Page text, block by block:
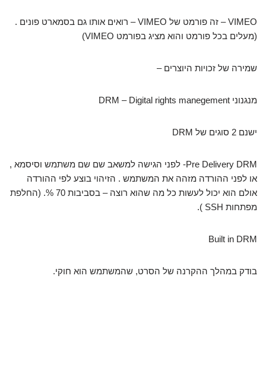
VIMEO – זה פורמט של VIMEO – רואים אותו גם בסמארט פונים .
(מעלים בכל פורמט והוא מציג בפורמט VIMEO)
שמירה של זכויות היוצרים –
מנגנוני DRM – Digital rights manegement
ישנם 2 סוגים של DRM
Pre Delivery DRM- לפני הגישה למשאב שם שם משתמש וסיסמא ,
או לפני ההורדה מזהה את המשתמש . הזיהוי בוצע לפי ההורדה
אולם הוא יכול לעשות כל מה שהוא רוצה – בסביבות 70 %. (החלפת
מפתחות SSH ).
Built in DRM
בודק במהלך ההקרנה של הסרט, שהמשתמש הוא חוקי.